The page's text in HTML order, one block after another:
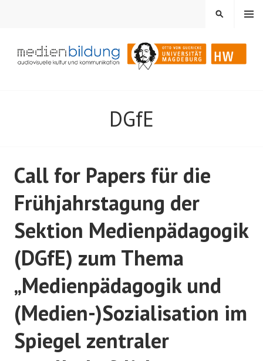
Audiovisuelle Kultur und Kommunikation
MENÜ
SUCHEN
DGfE
Call for Papers für die
Frühjahrstagung der
Sektion Medienpädagogik
(DGfE) zum Thema
„Medienpädagogik und
(Medien-)Sozialisation im
Spiegel zentraler